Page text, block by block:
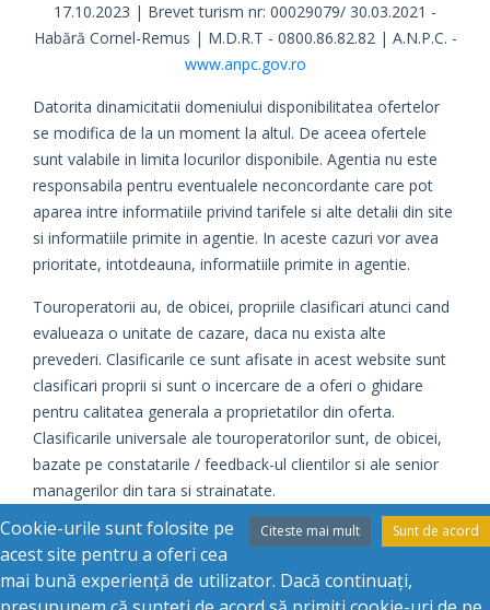
17.10.2023 | Brevet turism nr: 00029079/ 30.03.2021 -
Habără Cornel-Remus | M.D.R.T - 0800.86.82.82 | A.N.P.C. -
www.anpc.gov.ro
Datorita dinamicitatii domeniului disponibilitatea ofertelor
se modifica de la un moment la altul. De aceea ofertele
sunt valabile in limita locurilor disponibile. Agentia nu este
responsabila pentru eventualele neconcordante care pot
aparea intre informatiile privind tarifele si alte detalii din site
si informatiile primite in agentie. In aceste cazuri vor avea
prioritate, intotdeauna, informatiile primite in agentie.
Touroperatorii au, de obicei, propriile clasificari atunci cand
evalueaza o unitate de cazare, daca nu exista alte
prevederi. Clasificarile ce sunt afisate in acest website sunt
clasificari proprii si sunt o incercare de a oferi o ghidare
pentru calitatea generala a proprietatilor din oferta.
Clasificarile universale ale touroperatorilor sunt, de obicei,
bazate pe constatarile / feedback-ul clientilor si ale senior
managerilor din tara si strainatate.
Daca este cazul, evaluarile oficiale sunt date de catre
autoritatile din fiecare tara si au tendinta de a da o
clasificare corecta bazata pe standardele relative din tara
Sunt de acord
Citeste mai mult
Cookie-urile sunt folosite pe
acest site pentru a oferi cea
mai bună experiență de utilizator. Dacă continuați,